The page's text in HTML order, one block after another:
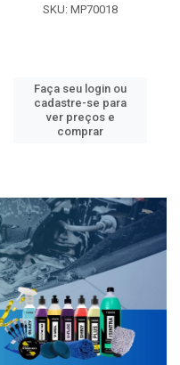
SKU: MP70018
Faça seu login ou
cadastre-se para
ver preços e
comprar